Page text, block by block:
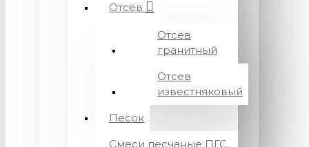
Отсев
Отсев
гранитный
Отсев
известняковый
Песок
Смеси песчаные ПГС,